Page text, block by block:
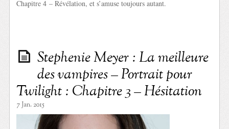
Chapitre 4 – Révélation, et s’amuse toujours autant.
Stephenie Meyer : La meilleure
des vampires – Portrait pour
Twilight : Chapitre 3 – Hésitation
7 Jan. 2015